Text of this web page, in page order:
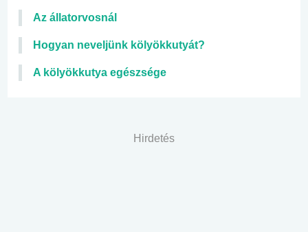
Az állatorvosnál
Hogyan neveljünk kölyökkutyát?
A kölyökkutya egészsége
Hirdetés